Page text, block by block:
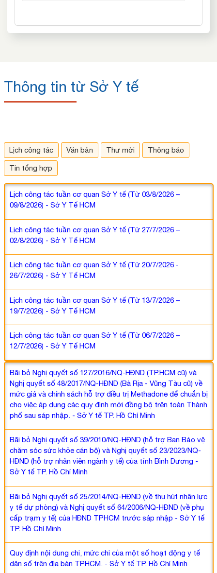
Thông tin từ Sở Y tế
Lịch công tác Văn bản Thư mời Thông báo
Tin tổng hợp
Lịch công tác tuần cơ quan Sở Y tế (Từ 03/8/2026 –
09/8/2026) - Sở Y Tế HCM
Lịch công tác tuần cơ quan Sở Y tế (Từ 27/7/2026 –
02/8/2026) - Sở Y Tế HCM
Lịch công tác tuần cơ quan Sở Y tế (Từ 20/7/2026 -
26/7/2026) - Sở Y Tế HCM
Lịch công tác tuần cơ quan Sở Y tế (Từ 13/7/2026 –
19/7/2026) - Sở Y Tế HCM
Lịch công tác tuần cơ quan Sở Y tế (Từ 06/7/2026 –
12/7/2026) - Sở Y Tế HCM
Bãi bỏ Nghị quyết số 127/2016/NQ-HĐND (TP.HCM cũ) và
Nghị quyết số 48/2017/NQ-HĐND (Bà Rịa - Vũng Tàu cũ) về
mức giá và chính sách hỗ trợ điều trị Methadone để chuẩn bị
cho việc áp dụng các quy định mới đồng bộ trên toàn Thành
phố sau sáp nhập. - Sở Y tế TP. Hồ Chí Minh
Bãi bỏ Nghị quyết số 39/2010/NQ-HĐND (hỗ trợ Ban Bảo vệ
chăm sóc sức khỏe cán bộ) và Nghị quyết số 23/2023/NQ-
HĐND (hỗ trợ nhân viên ngành y tế) của tỉnh Bình Dương -
Sở Y tế TP. Hồ Chí Minh
Bãi bỏ Nghị quyết số 25/2014/NQ-HĐND (về thu hút nhân lực
y tế dự phòng) và Nghị quyết số 64/2006/NQ-HĐND (về phụ
cấp trạm y tế) của HĐND TPHCM trước sáp nhập - Sở Y tế
TP. Hồ Chí Minh
Quy định nội dung chi, mức chi của một số hoạt động y tế
dân số trên địa bàn TPHCM. - Sở Y tế TP. Hồ Chí Minh